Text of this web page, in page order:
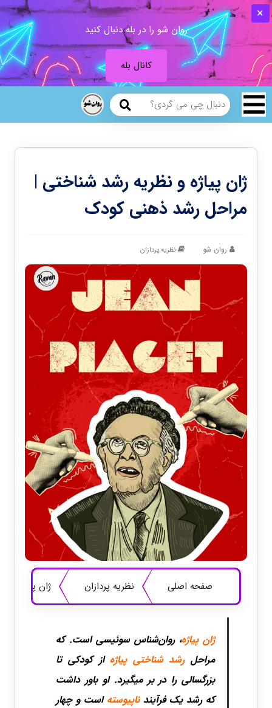
روان شو را در بله دنبال کنید
کانال بله
ژان پیاژه و نظریه رشد شناختی |
مراحل رشد ذهنی کودک
روان شو نظریه پردازان
صفحه اصلی نظریه پردازان ژان پیاژه و
ژان پیاژه، روان‌شناس سوئیسی است. که
مراحلرشد شناختی پیاژهاز کودکی تا
بزرگسالی را در بر میگیرد. او باور داشت
که رشد یک فرآیندناپیوسته است و چهار